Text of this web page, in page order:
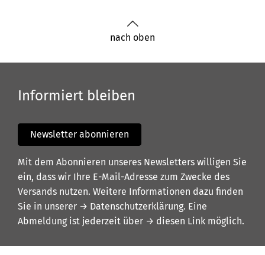
nach oben
Informiert bleiben
Newsletter abonnieren
Mit dem Abonnieren unseres Newsletters willigen Sie
ein, dass wir Ihre E-Mail-Adresse zum Zwecke des
Versands nutzen. Weitere Informationen dazu finden
Sie in unserer → Datenschutzerklärung. Eine
Abmeldung ist jederzeit über → diesen Link möglich.